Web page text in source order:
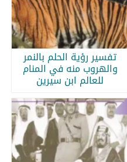
تفسير رؤية الحلم بالنمر
والهروب منه في المنام
للعالم ابن سيرين